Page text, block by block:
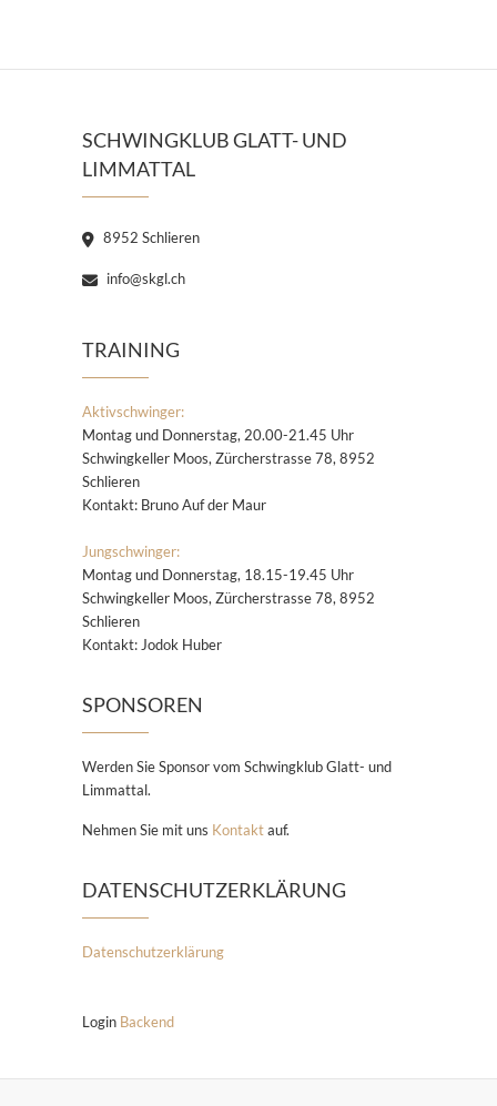
SCHWINGKLUB GLATT- UND
LIMMATTAL
8952 Schlieren
info@skgl.ch
TRAINING
Aktivschwinger:
Montag und Donnerstag, 20.00-21.45 Uhr
Schwingkeller Moos, Zürcherstrasse 78, 8952
Schlieren
Kontakt: Bruno Auf der Maur
Jungschwinger:
Montag und Donnerstag, 18.15-19.45 Uhr
Schwingkeller Moos, Zürcherstrasse 78, 8952
Schlieren
Kontakt: Jodok Huber
SPONSOREN
Werden Sie Sponsor vom Schwingklub Glatt- und
Limmattal.
Nehmen Sie mit uns Kontaktauf.
DATENSCHUTZERKLÄRUNG
Datenschutzerklärung
Login Backend